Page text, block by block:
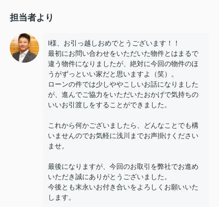
担当者より
I様、お引っ越しおめでとうございます！！
最初にお問い合わせをいただいた物件とはまるで
違う物件になりましたが、絶対に今回の物件のほ
うがずっといい家だと思いますよ（笑）。
ローンの件では少しややこしいお話になりました
が、進んでご協力をいただいたおかげで気持ちの
いいお引渡しをすることができました。
これから何かございましたら、どんなことでも構
いませんのでお気軽に浅川までお声掛けください
ませ。
最後になりますが、今回のお取引を弊社でお進め
いただき誠にありがとうございました。
今後とも末永いお付き合いをよろしくお願いいた
します。